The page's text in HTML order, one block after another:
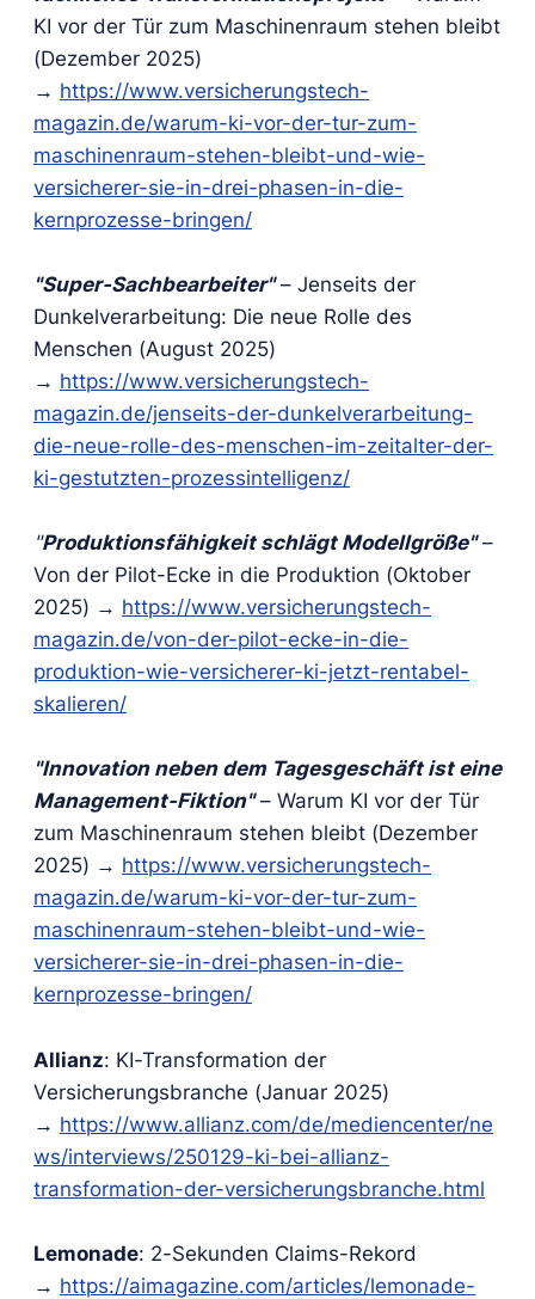
KI vor der Tür zum Maschinenraum stehen bleibt
(Dezember 2025)
→ https://www.versicherungstech-
magazin.de/warum-ki-vor-der-tur-zum-
maschinenraum-stehen-bleibt-und-wie-
versicherer-sie-in-drei-phasen-in-die-
kernprozesse-bringen/
"Super-Sachbearbeiter"– Jenseits der
Dunkelverarbeitung: Die neue Rolle des
Menschen (August 2025)
→ https://www.versicherungstech-
magazin.de/jenseits-der-dunkelverarbeitung-
die-neue-rolle-des-menschen-im-zeitalter-der-
ki-gestutzten-prozessintelligenz/
"Produktionsfähigkeit schlägt Modellgröße"–
Von der Pilot-Ecke in die Produktion (Oktober
2025) → https://www.versicherungstech-
magazin.de/von-der-pilot-ecke-in-die-
produktion-wie-versicherer-ki-jetzt-rentabel-
skalieren/
"Innovation neben dem Tagesgeschäft ist eine
Management-Fiktion"– Warum KI vor der Tür
zum Maschinenraum stehen bleibt (Dezember
2025) → https://www.versicherungstech-
magazin.de/warum-ki-vor-der-tur-zum-
maschinenraum-stehen-bleibt-und-wie-
versicherer-sie-in-drei-phasen-in-die-
kernprozesse-bringen/
Allianz: KI-Transformation der
Versicherungsbranche (Januar 2025)
→ https://www.allianz.com/de/mediencenter/ne
ws/interviews/250129-ki-bei-allianz-
transformation-der-versicherungsbranche.html
Lemonade: 2-Sekunden Claims-Rekord
→ https://aimagazine.com/articles/lemonade-